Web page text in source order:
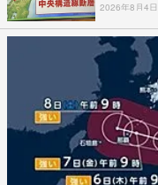
2026年8月4日